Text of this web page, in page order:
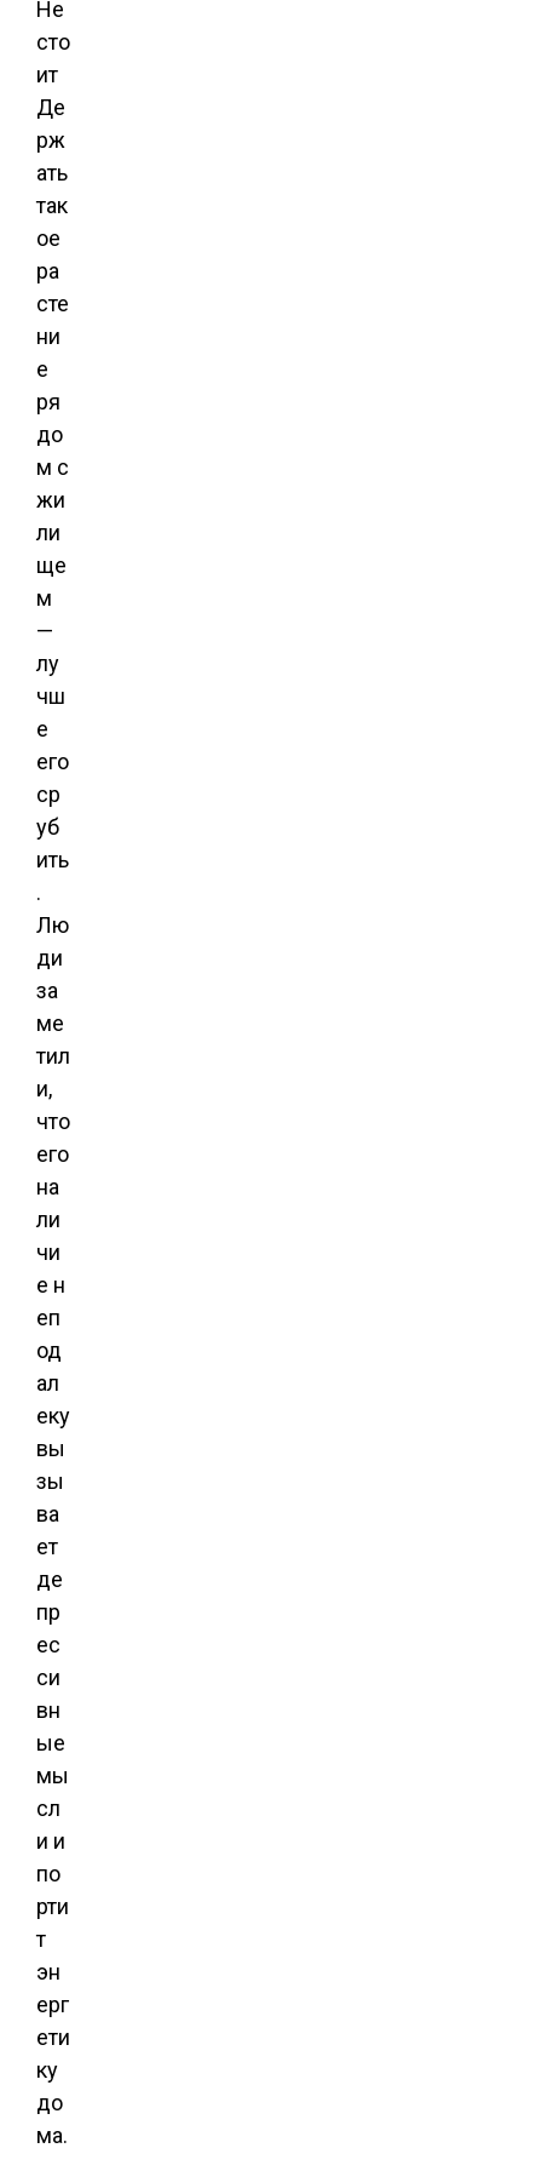
Не
сто
ит
Де
рж
ать
так
ое
ра
сте
ни
е
ря
до
м с
жи
ли
ще
м
—
лу
чш
е
его
ср
уб
ить
.
Лю
ди
за
ме
тил
и,
что
его
на
ли
чи
е н
еп
од
ал
еку
вы
зы
ва
ет
де
пр
ес
си
вн
ые
мы
сл
и и
по
рти
т
эн
ерг
ети
ку
до
ма.